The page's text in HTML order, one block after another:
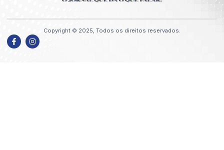
Copyright © 2025, Todos os direitos reservados.